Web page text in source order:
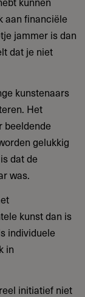
aan financiële
jammer is dan
dat je niet
kunstenaars
Het
beeldende
gelukkig
dat de
was.
kunst dan is
individuele
in
initiatief niet